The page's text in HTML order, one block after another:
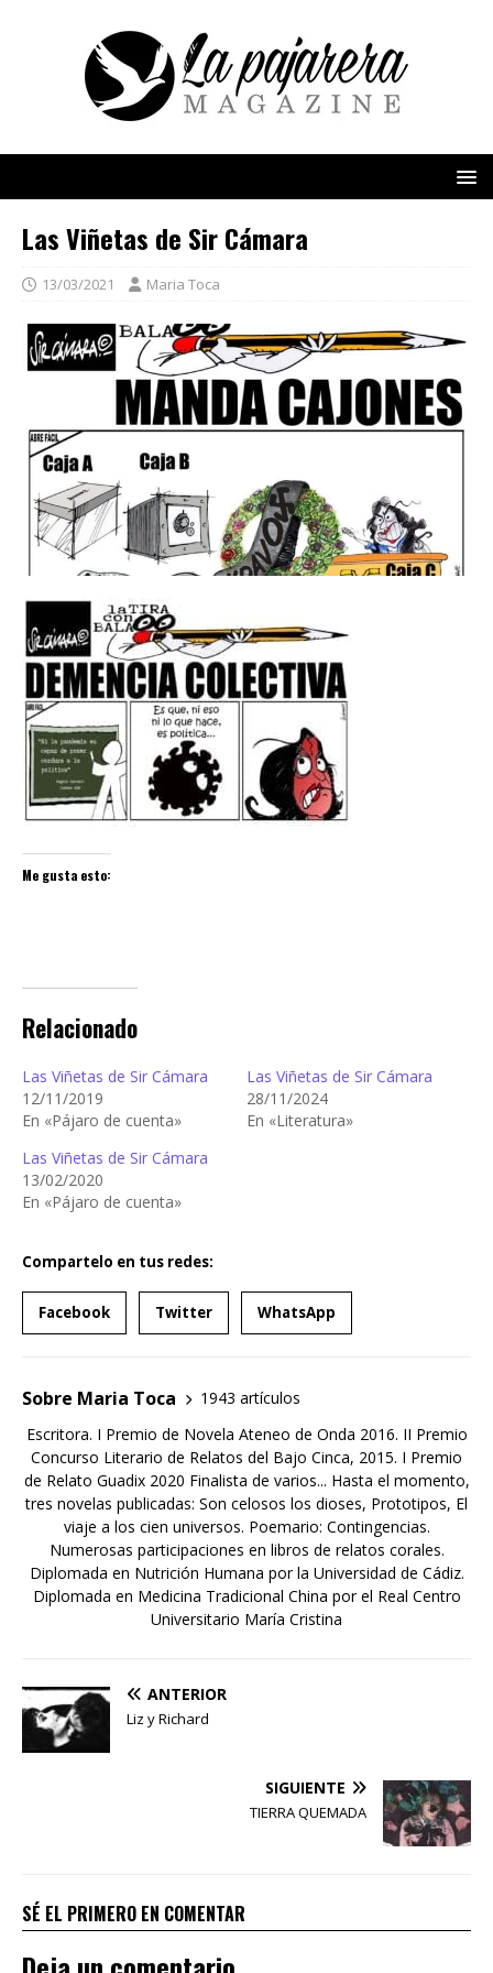
Las Viñetas de Sir Cámara
13/03/2021 Maria Toca
Me gusta esto:
Relacionado
Las Viñetas de Sir Cámara
12/11/2019
En «Pájaro de cuenta»
Las Viñetas de Sir Cámara
28/11/2024
En «Literatura»
Las Viñetas de Sir Cámara
13/02/2020
En «Pájaro de cuenta»
Compartelo en tus redes:
Facebook Twitter WhatsApp
Sobre Maria Toca
1943 artículos
Escritora. I Premio de Novela Ateneo de Onda 2016. II Premio
Concurso Literario de Relatos del Bajo Cinca, 2015. I Premio
de Relato Guadix 2020 Finalista de varios... Hasta el momento,
tres novelas publicadas: Son celosos los dioses, Prototipos, El
viaje a los cien universos. Poemario: Contingencias.
Numerosas participaciones en libros de relatos corales.
Diplomada en Nutrición Humana por la Universidad de Cádiz.
Diplomada en Medicina Tradicional China por el Real Centro
Universitario María Cristina
ANTERIOR
Liz y Richard
SIGUIENTE
TIERRA QUEMADA
SÉ EL PRIMERO EN COMENTAR